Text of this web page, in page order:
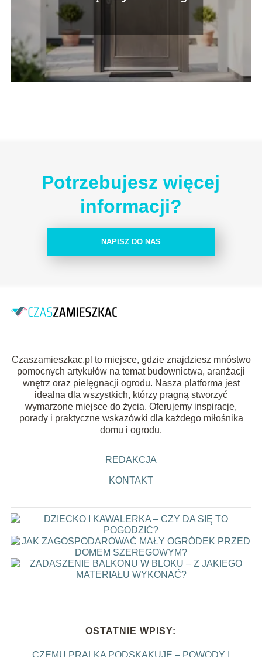
które firmy wybrać?
Potrzebujesz więcej
informacji?
NAPISZ DO NAS
Czaszamieszkac.pl to miejsce, gdzie znajdziesz mnóstwo
pomocnych artykułów na temat budownictwa, aranżacji
wnętrz oraz pielęgnacji ogrodu. Nasza platforma jest
idealna dla wszystkich, którzy pragną stworzyć
wymarzone miejsce do życia. Oferujemy inspiracje,
porady i praktyczne wskazówki dla każdego miłośnika
domu i ogrodu.
REDAKCJA
KONTAKT
OSTATNIE WPISY:
CZEMU PRALKA PODSKAKUJE – POWODY I